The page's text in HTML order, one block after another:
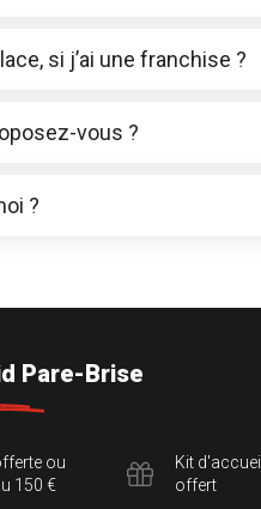
si j’ai une franchise ?
vous ?
?
Pare-Brise
ou
150 €
Kit d'accueil
offert